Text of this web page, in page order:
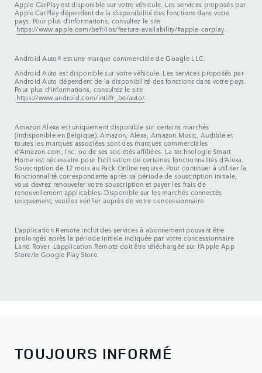
Apple CarPlay est disponible sur votre véhicule. Les services proposés par
Apple CarPlay dépendent de la disponibilité des fonctions dans votre
pays. Pour plus d’informations, consultez le site
https://www.apple.com/befr/ios/feature-availability/#apple-carplay.
Android Auto® est une marque commerciale de Google LLC.
Android Auto est disponible sur votre véhicule. Les services proposés par
Android Auto dépendent de la disponibilité des fonctions dans votre pays.
Pour plus d’informations, consultez le site
https://www.android.com/intl/fr_be/auto/.
Amazon Alexa est uniquement disponible sur certains marchés
(indisponible en Belgique). Amazon, Alexa, Amazon Music, Audible et
toutes les marques associées sont des marques commerciales
d’Amazon.com, Inc. ou de ses sociétés affiliées. La technologie Smart
Home est nécessaire pour l’utilisation de certaines fonctionnalités d’Alexa.
Souscription de 12 mois au Pack Online requise. Pour continuer à utiliser la
fonctionnalité correspondante après sa période de souscription initiale,
vous devrez renouveler votre souscription et payer les frais de
renouvellement applicables. Disponible sur les marchés connectés
uniquement, veuillez vérifier auprès de votre concessionnaire.
L’application Remote inclut des services à abonnement pouvant être
prolongés après la période initiale indiquée par votre concessionnaire
Land Rover. L’application Remote doit être téléchargée sur l’Apple App
Store/le Google Play Store.
TOUJOURS INFORMÉ